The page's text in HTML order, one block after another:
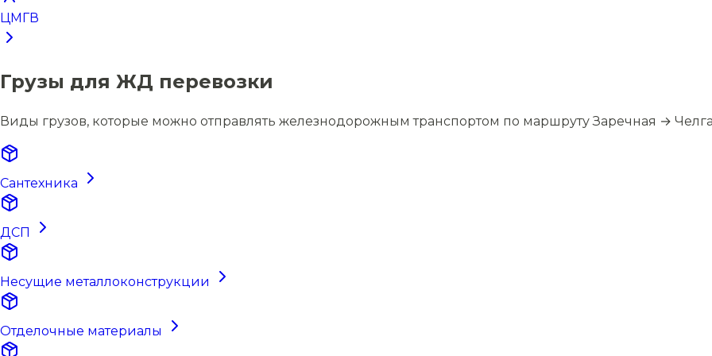
ЦМГВ
Грузы для ЖД перевозки
Виды грузов, которые можно отправлять железнодорожным транспортом по маршруту Заречная →
Сантехника
ДСП
Несущие металлоконструкции
Отделочные материалы